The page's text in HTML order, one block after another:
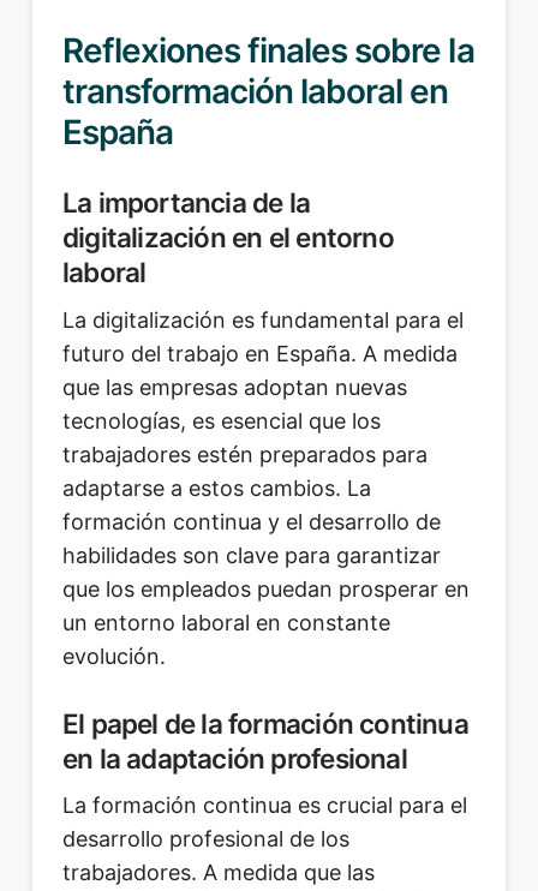
Reflexiones finales sobre la
transformación laboral en
España
La importancia de la
digitalización en el entorno
laboral
La digitalización es fundamental para el
futuro del trabajo en España. A medida
que las empresas adoptan nuevas
tecnologías, es esencial que los
trabajadores estén preparados para
adaptarse a estos cambios. La
formación continua y el desarrollo de
habilidades son clave para garantizar
que los empleados puedan prosperar en
un entorno laboral en constante
evolución.
El papel de la formación continua
en la adaptación profesional
La formación continua es crucial para el
desarrollo profesional de los
trabajadores. A medida que las